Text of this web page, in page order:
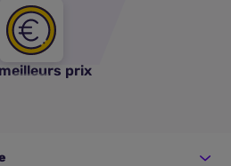
prix